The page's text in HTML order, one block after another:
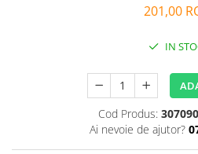
201,00
IN
Cod Produs:
Ai nevoie de ajutor?